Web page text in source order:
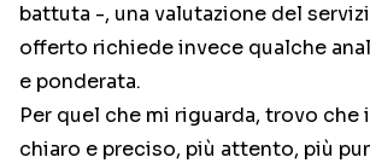
battuta -, una valutazione del
offerto richiede invece qualche
e ponderata.
Per quel che mi riguarda, trovo che
chiaro e preciso, più attento, più